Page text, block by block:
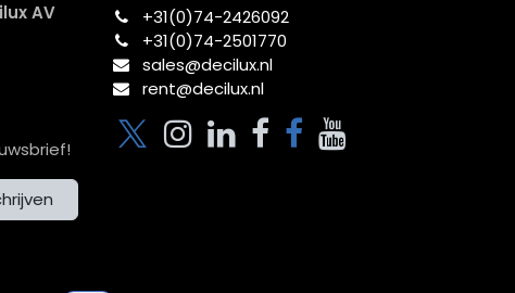
AV
+31(0)74-2426092​
+31(0)74-2501770
sales@decilux.nl
rent@decilux.nl